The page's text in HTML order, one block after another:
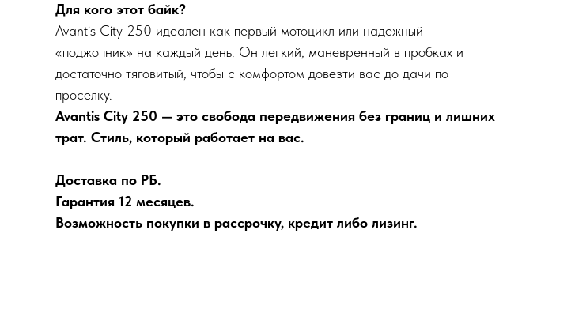
Для кого этот байк?
Avantis City 250 идеален как первый мотоцикл или надежный
«поджопник» на каждый день. Он легкий, маневренный в пробках и
достаточно тяговитый, чтобы с комфортом довезти вас до дачи по
проселку.
Avantis City 250 — это свобода передвижения без границ и лишних
трат. Стиль, который работает на вас.
Доставка по РБ.
Гарантия 12 месяцев.
Возможность покупки в рассрочку, кредит либо лизинг.